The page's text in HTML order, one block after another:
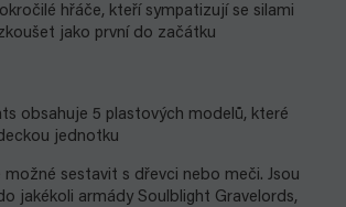
hřáče, kteří sympatizují se silami
jako první do začátku
obsahuje 5 plastových modelů, které
jednotku
sestavit s dřevci nebo meči. Jsou
jakékoli armády Soulblight Gravelords,